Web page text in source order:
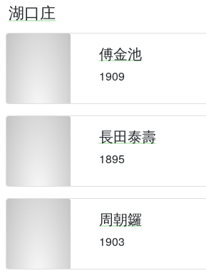
湖口庄
傅金池
1909
長田泰壽
1895
周朝鑼
1903